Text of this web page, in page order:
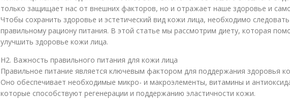
только защищает нас от внешних факторов, но и отражает наше здоровье и
Чтобы сохранить здоровье и эстетический вид кожи лица, необходимо следовать
правильному рациону питания. В этой статье мы рассмотрим диету, которая
улучшить здоровье кожи лица.
H2. Важность правильного питания для кожи лица
Правильное питание является ключевым фактором для поддержания здоровья
Оно обеспечивает необходимые микро- и макроэлементы, витамины и
которые способствуют регенерации и поддержанию эластичности кожи.